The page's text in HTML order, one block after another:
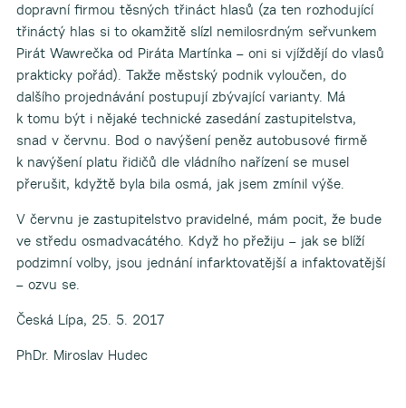
dopravní firmou těsných třináct hlasů (za ten rozhodující
třináctý hlas si to okamžitě slízl nemilosrdným seřvunkem
Pirát Wawrečka od Piráta Martínka – oni si vjíždějí do vlasů
prakticky pořád). Takže městský podnik vyloučen, do
dalšího projednávání postupují zbývající varianty. Má
k tomu být i nějaké technické zasedání zastupitelstva,
snad v červnu. Bod o navýšení peněz autobusové firmě
k navýšení platu řidičů dle vládního nařízení se musel
přerušit, kdyžtě byla bila osmá, jak jsem zmínil výše.
V červnu je zastupitelstvo pravidelné, mám pocit, že bude
ve středu osmadvacátého. Když ho přežiju – jak se blíží
podzimní volby, jsou jednání infarktovatější a infaktovatější
– ozvu se.
Česká Lípa, 25. 5. 2017
PhDr. Miroslav Hudec